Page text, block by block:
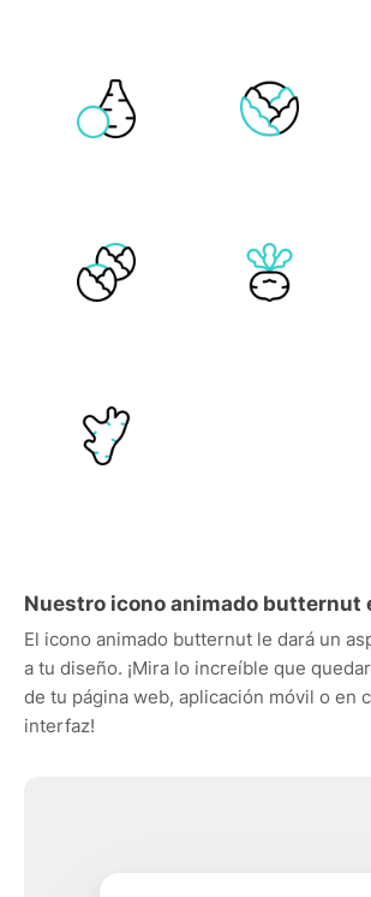
Nuestro icono animado butternut
El icono animado butternut le dará un
a tu diseño. ¡Mira lo increíble que
de tu página web, aplicación móvil o en
interfaz!